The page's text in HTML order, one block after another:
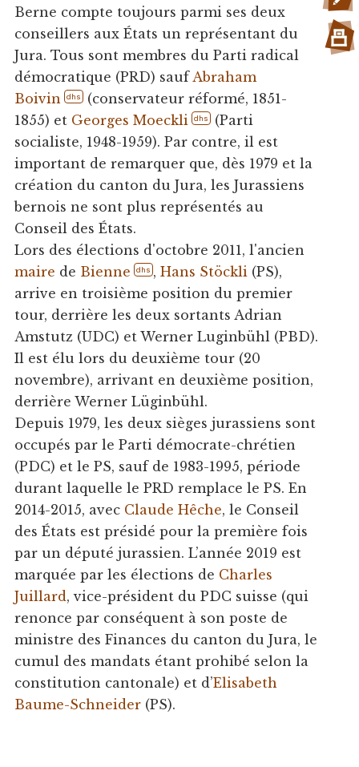
Berne compte toujours parmi ses deux
conseillers aux États un représentant du
Jura. Tous sont membres du Parti radical
démocratique (PRD) saufAbraham
Boivin
dhs (conservateur réformé, 1851-
1855) et Georges Moeckli dhs (Parti
socialiste, 1948-1959). Par contre, il est
important de remarquer que, dès 1979 et la
création du canton du Jura, les Jurassiens
bernois ne sont plus représentés au
Conseil des États.
Lors des élections d'octobre 2011, l'ancien
maire de Bienne dhs , Hans Stöckli(PS),
arrive en troisième position du premier
tour, derrière les deux sortants Adrian
Amstutz (UDC) et Werner Luginbühl (PBD).
Il est élu lors du deuxième tour (20
novembre), arrivant en deuxième position,
derrière Werner Lüginbühl.
Depuis 1979, les deux sièges jurassiens sont
occupés par le Parti démocrate-chrétien
(PDC) et le PS, sauf de 1983-1995, période
durant laquelle le PRD remplace le PS. En
2014-2015, avec Claude Hêche, le Conseil
des États est présidé pour la première fois
par un député jurassien. L’année 2019 est
marquée par les élections de Charles
Juillard, vice-président du PDC suisse (qui
renonce par conséquent à son poste de
ministre des Finances du canton du Jura, le
cumul des mandats étant prohibé selon la
constitution cantonale) et d’Elisabeth
Baume-Schneider(PS).